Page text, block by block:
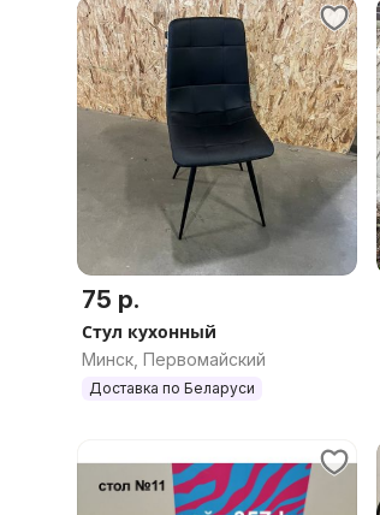
75 р.
Стул кухонный
Минск, Первомайский
Доставка по Беларуси